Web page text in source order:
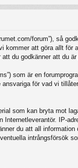
forum”), så
att göra allt
du godkänner att du
som är en
för vad vi
som kan bryta mot
IP-
du att all
intrångsförsök